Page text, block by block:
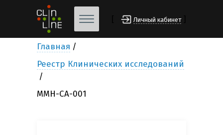
Личный кабинет
Главная
Реестр Клинических исследований
MMH-СА-001